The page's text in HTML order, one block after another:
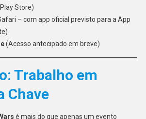
Store)
– com app oficial previsto para a App
(Acesso antecipado em breve)
Trabalho em
Chave
é mais do que apenas um evento